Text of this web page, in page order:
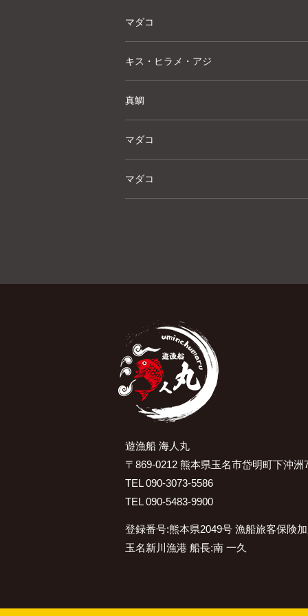
マダコ
キス・ヒラメ・アジ
真鯛
マダコ
マダコ
遊漁船 海人丸
〒869-0212 熊本県玉名市岱明町下沖洲
TEL 090-3073-5586
TEL 090-5483-9900
登録番号:熊本県2049号 漁船旅客保険
玉名新川漁港 船長:南 一久